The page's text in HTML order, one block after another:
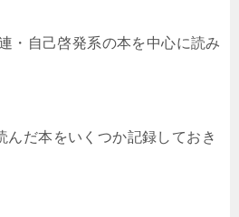
・自己啓発系の本を中心に読み
んだ本をいくつか記録しておき